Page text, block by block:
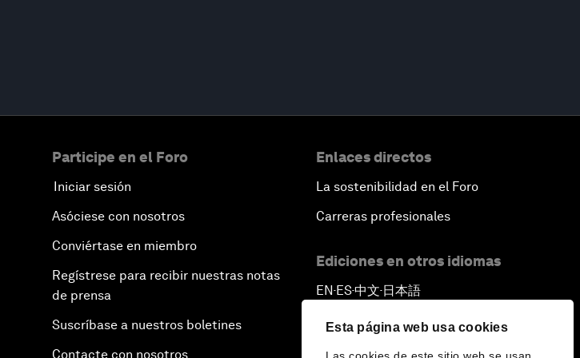
Esta página web usa cookies
Participe en el Foro
Iniciar sesión
Asóciese con nosotros
Conviértase en miembro
Regístrese para recibir nuestras notas
de prensa
Suscríbase a nuestros boletines
Contacte con nosotros
Enlaces directos
La sostenibilidad en el Foro
Carreras profesionales
Ediciones en otros idiomas
EN ▪ES▪中文▪ 日本語